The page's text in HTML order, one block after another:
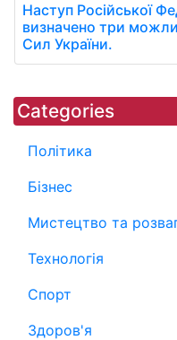
Наступ Російської
визначено три
Сил України.
Categories
Політика
Бізнес
Мистецтво та
Технологія
Спорт
Здоров'я